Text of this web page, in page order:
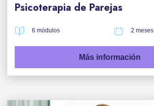
Psicoterapia de Parejas
6 módulos 2 meses
Más información